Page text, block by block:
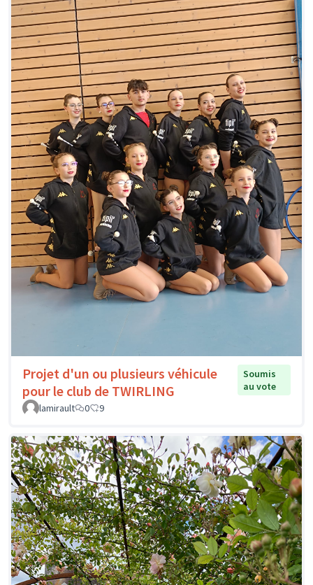
Projet d'un ou plusieurs véhicule
pour le club de TWIRLING
Soumis
au vote
lamirault
0 9